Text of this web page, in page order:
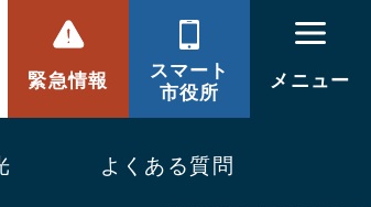
緊急情報
スマート
市役所
メニュー
よくある質問